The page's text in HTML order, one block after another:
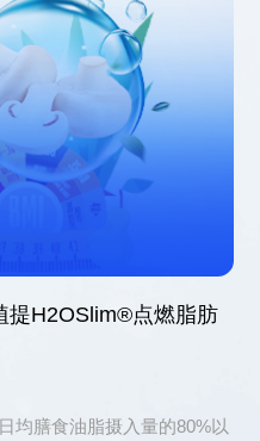
提H2OSlim®点燃脂肪
均膳食油脂摄入量的80%以